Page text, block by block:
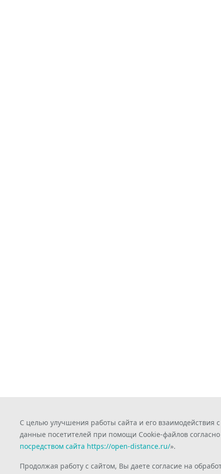
С целью улучшения работы сайта и его
данные посетителей при помощи Cookie-файлов согласно
посредством сайта https://open-distance.ru/».
Продолжая работу с сайтом, Вы даете согласие на